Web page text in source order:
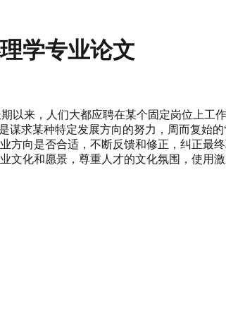
学专业论文
以来，人们大都应聘在某个固定岗位上工
求某种特定发展方向的努力，周而复始
向是否合适，不断反馈和修正，纠正最
化和愿景，尊重人才的文化氛围，使用